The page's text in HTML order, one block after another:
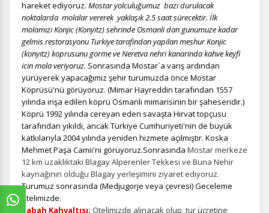
hareket ediyoruz. Mostar yolculuğumuz bazı durulacak
noktalarda molalar vererek yaklaşık 2.5 saat sürecektir. İlk
molamızı Konjic (Konyitz) sehrinde Osmanli dan gunumuze kadar
gelmis restorasyonu Turkiye tarafindan yapilan meshur Konjic
(konyitz) koprusunu gorme ve Neretva nehri kanarinda kahve keyfi
icin mola veriyoruz. Sonrasında Mostar`a varış ardından
yürüyerek yapacağımız şehir turumuzda önce Mostar
Köprüsü'nü görüyoruz. (Mimar Hayreddin tarafından 1557
yılında inşa edilen köprü Osmanlı mimarisinin bir şaheseridir.)
Köprü 1992 yılında cereyan eden savaşta Hırvat topçusu
tarafından yıkıldı, ancak Türkiye Cumhuriyeti'nin de büyük
katkılarıyla 2004 yılında yeniden hizmete açılmıştır. Koska
Mehmet Paşa Camii'ni görüyoruz.Sonrasında Mostar merkeze
12 km uzaklıktaki Blagay Alperenler Tekkesi ve Buna Nehir
kaynağının olduğu Blagay yerleşimini ziyaret ediyoruz.
Turumuz sonrasında (Medjugorje veya çevresi) Geceleme
otelimizde.
Sabah Kahvaltısı; Otelimizde alınacak olup, tur ücretine